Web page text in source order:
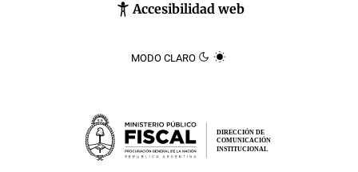
Accesibilidad web
MODO CLARO
DIRECCIÓN DE
COMUNICACIÓN
INSTITUCIONAL